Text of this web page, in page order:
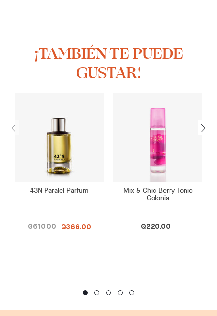
¡TAMBIÉN TE PUEDE
GUSTAR!
43N Paralel Parfum
Q610.00 Q366.00
Mix & Chic Berry Tonic
Colonia
Q220.00